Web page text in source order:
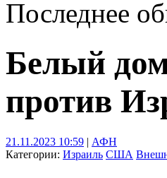
Последнее
Белый
против
21.11.2023 10:59 | АФН
Категории: Израиль США